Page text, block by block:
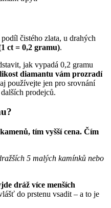
čistého zlata, u drahých
ct = 0,2 gramu).
jak vypadá 0,2 gramu
diamantu vám prozradí
používejte jen pro srovnání
prodejců.
tím vyšší cena. Čím
5 malých kamínků nebo
dráž více menších
do prstenu vsadit – a to je